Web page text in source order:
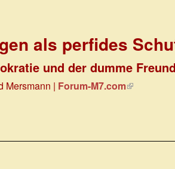
als perfides
und der dumme Freund
Mersmann | Forum-M7.com(Link